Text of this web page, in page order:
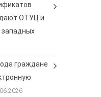
ОТУЦ и
западных
граждане